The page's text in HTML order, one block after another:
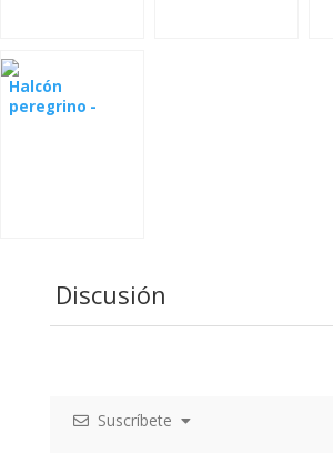
Halcón
peregrino -
Discusión
Suscríbete